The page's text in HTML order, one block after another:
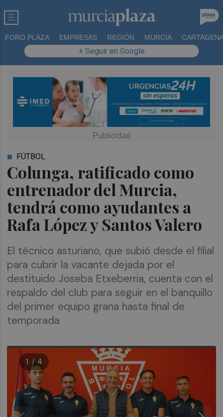
FORO PLAZA EMPRESAS REGIÓN MURCIA
+ Seguir en Google
Colunga, ratificado como
entrenador del Murcia,
tendrá como ayudantes a
Rafa López y Santos Valero
FÚTBOL
El técnico asturiano, que subió desde el filial
para cubrir la vacante dejada por el
destituido Joseba Etxeberria, cuenta con el
respaldo del club para seguir en el banquillo
del primer equipo grana hasta final de
temporada
1 / 4